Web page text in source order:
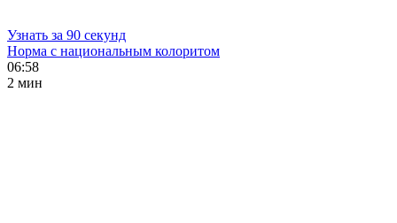
Узнать за 90 секунд
Норма с национальным колоритом
06:58
2 мин